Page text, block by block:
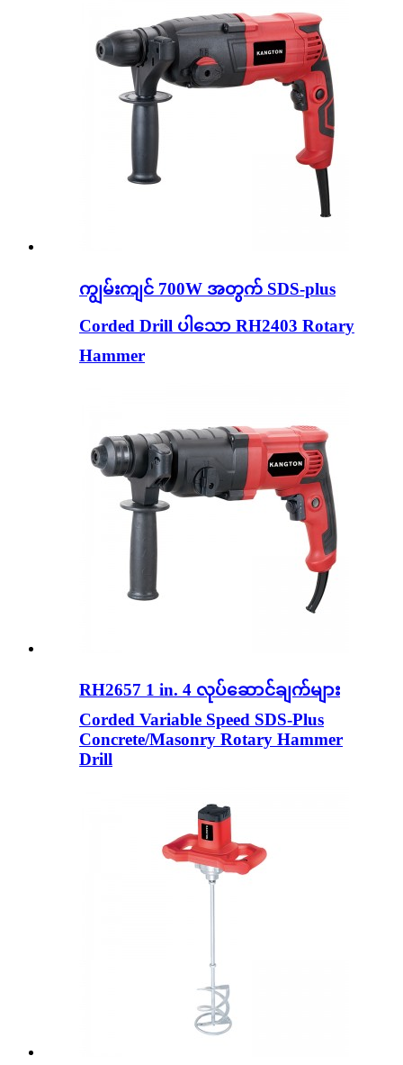
ကျွမ်းကျင် 700W အတွက် SDS-plus
Corded Drill ပါသော RH2403 Rotary
Hammer
RH2657 1 in. 4 လုပ်ဆောင်ချက်များ
Corded Variable Speed ​​SDS-Plus
Concrete/Masonry Rotary Hammer
Drill